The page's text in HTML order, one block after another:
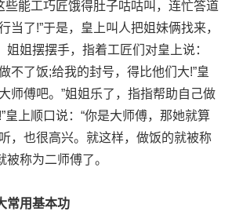
些能工巧匠饿得肚子咕咕叫，连忙答道
当了!”于是，皇上叫人把姐妹俩找来，
姐姐摆摆手，指着工匠们对皇上说：
不了饭;给我的封号，得比他们大!”皇
师傅吧。”姐姐乐了，指指帮助自己做
皇上顺口说：“你是大师傅，那她就算
，也很高兴。就这样，做饭的就被称
称为二师傅了。
常用基本功